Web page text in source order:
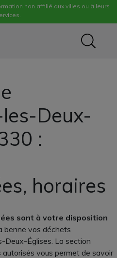
non affilié aux villes ou à leurs
Deux-
:
horaires
sont à votre disposition
benne vos déchets
Deux-Églises. La section
vous permet de savoir